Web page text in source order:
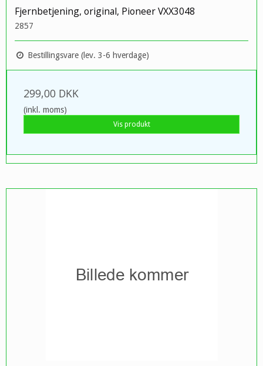
Fjernbetjening, original, Pioneer VXX3048
2857
Bestillingsvare (lev. 3-6 hverdage)
299,00 DKK
(inkl. moms)
Vis produkt